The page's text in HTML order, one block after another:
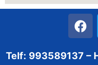
Telf: 993589137 –